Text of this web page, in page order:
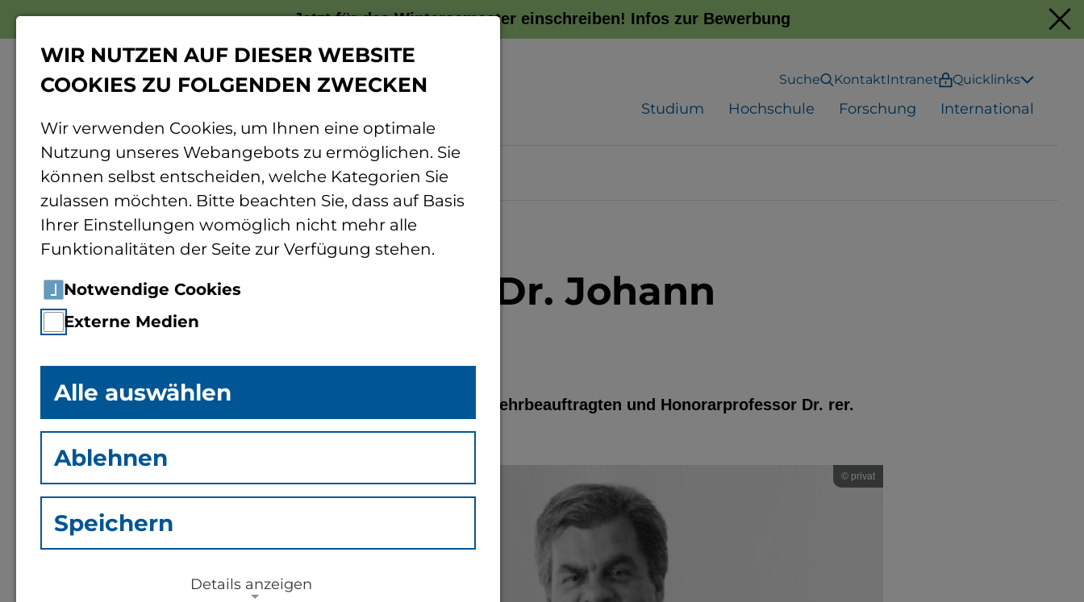
Jetzt für das Wintersemester einschreiben! Infos zur Bewerbung
Suche KontaktIntranet Quicklinks
Studium Hochschule Forschung International
Home Nachruf: Prof. Dr. Johann Bachner
News11.12.2025
Nachruf: Prof. Dr. Johann
Wir trauern um unseren langjährigen Lehrbeauftragten und Honorarprofessor Dr. rer.
nat. Johann Bachner.
© privat
WIR NUTZEN AUF DIESER WEBSITE
COOKIES ZU FOLGENDEN ZWECKEN
Wir verwenden Cookies, um Ihnen eine optimale
Nutzung unseres Webangebots zu ermöglichen. Sie
können selbst entscheiden, welche Kategorien Sie
zulassen möchten. Bitte beachten Sie, dass auf Basis
Ihrer Einstellungen womöglich nicht mehr alle
Funktionalitäten der Seite zur Verfügung stehen.
Notwendige Cookies
Externe Medien
Alle auswählen
Ablehnen
Speichern
Details anzeigen